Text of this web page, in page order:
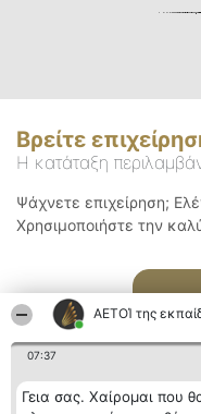
ΑΕΤΟΊ της
07:37
Γεια σας. Χαίρομαι που
Βρείτε
Η κατάταξη
Ψάχνετε επιχείρηση;
Χρησιμοποιήστε την